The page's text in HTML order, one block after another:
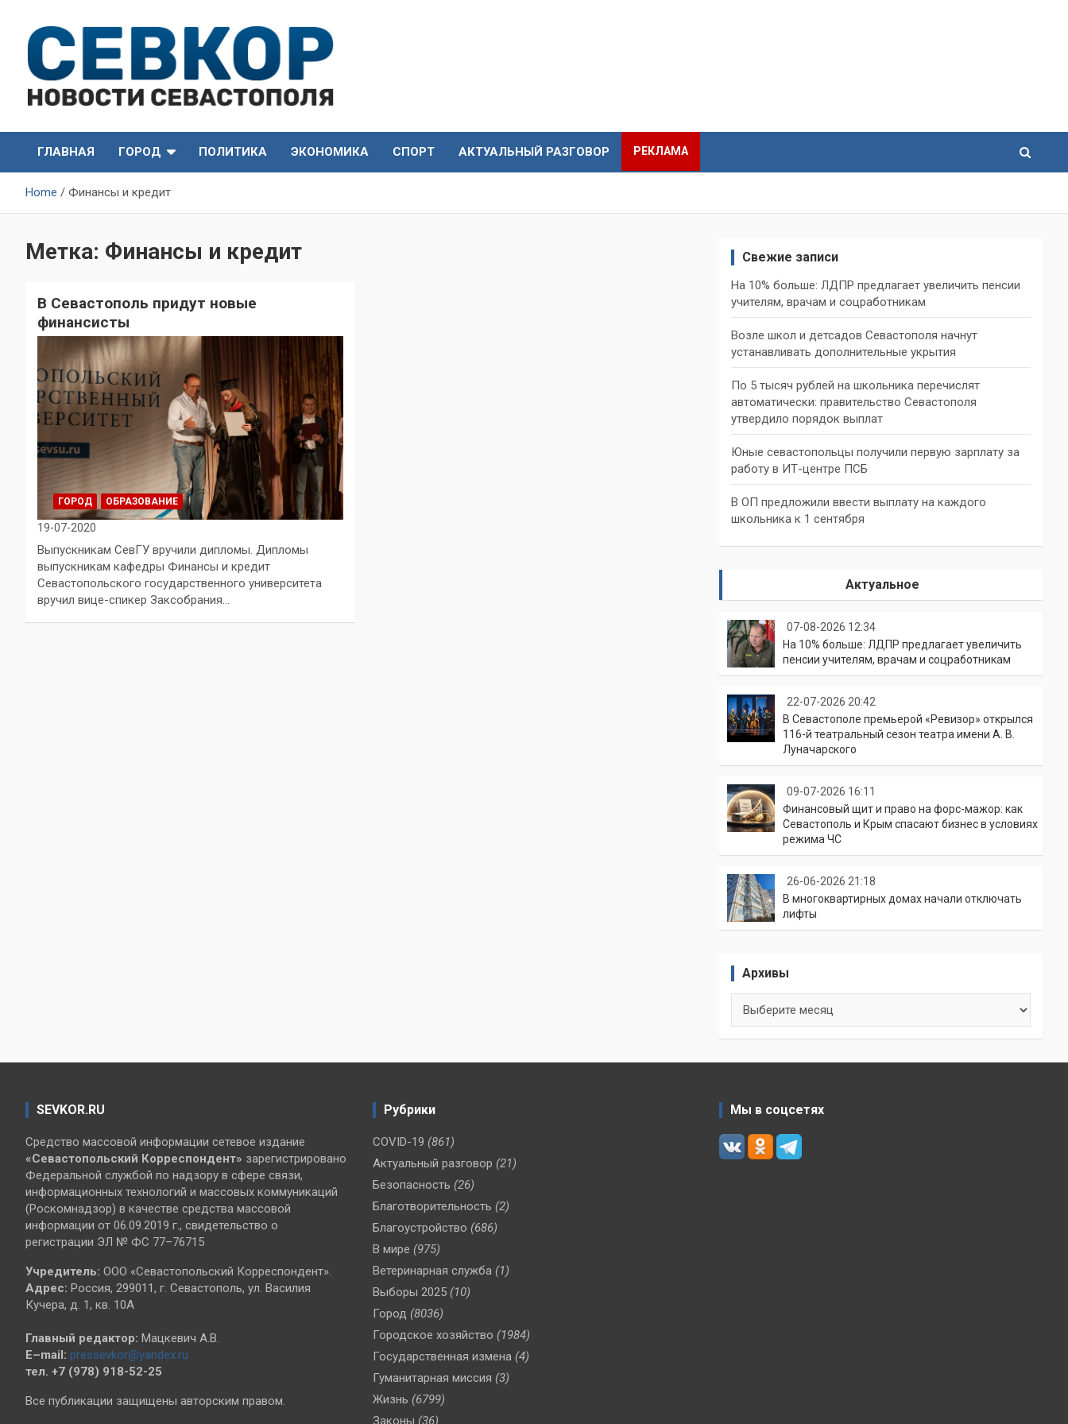
content
СевКор — Новости
Севастополя
Севастополя
ГЛАВНАЯ
ГОРОД ПОЛИТИКА ЭКОНОМИКА СПОРТ АКТУАЛЬНЫЙ РАЗГОВОР РЕКЛАМА
Home Финансы и кредит
Метка: Финансы и кредит
В Севастополь придут новые
финансисты
ГОРОД ОБРАЗОВАНИЕ
19-07-2020
Выпускникам СевГУ вручили дипломы. Дипломы
выпускникам кафедры Финансы и кредит
Севастопольского государственного университета
вручил вице-спикер Заксобрания…
Свежие записи
На 10% больше: ЛДПР предлагает увеличить пенсии
учителям, врачам и соцработникам
Возле школ и детсадов Севастополя начнут
устанавливать дополнительные укрытия
По 5 тысяч рублей на школьника перечислят
автоматически: правительство Севастополя
утвердило порядок выплат
Юные севастопольцы получили первую зарплату за
работу в ИТ-центре ПСБ
В ОП предложили ввести выплату на каждого
школьника к 1 сентября
Актуальное
07-08-2026 12:34
На 10% больше: ЛДПР предлагает увеличить
пенсии учителям, врачам и соцработникам
22-07-2026 20:42
В Севастополе премьерой «Ревизор» открылся
116-й театральный сезон театра имени А. В.
Луначарского
09-07-2026 16:11
Финансовый щит и право на форс-мажор: как
Севастополь и Крым спасают бизнес в условиях
режима ЧС
26-06-2026 21:18
В многоквартирных домах начали отключать
лифты
Архивы
SEVKOR.RU
Средство массовой информации сетевое издание
«Севастопольский Корреспондент» зарегистрировано
Федеральной службой по надзору в сфере связи,
информационных технологий и массовых коммуникаций
(Роскомнадзор) в качестве средства массовой
информации от 06.09.2019 г., свидетельство о
регистрации ЭЛ № ФС 77–76715
Учредитель: ООО «Севастопольский Корреспондент».
Адрес: Россия, 299011, г. Севастополь, ул. Василия
Кучера, д. 1, кв. 10А
Главный редактор: Мацкевич А.В.
E–mail: pressevkor@yandex.ru
тел. +7 (978) 918-52-25
Все публикации защищены авторским правом.
Рубрики
COVID-19 (861)
Актуальный разговор (21)
Безопасность (26)
Благотворительность (2)
Благоустройство (686)
В мире (975)
Ветеринарная служба (1)
Выборы 2025 (10)
Город (8036)
Городское хозяйство (1984)
Государственная измена (4)
Гуманитарная миссия (3)
Жизнь (6799)
Законы (36)
Мы в соцсетях